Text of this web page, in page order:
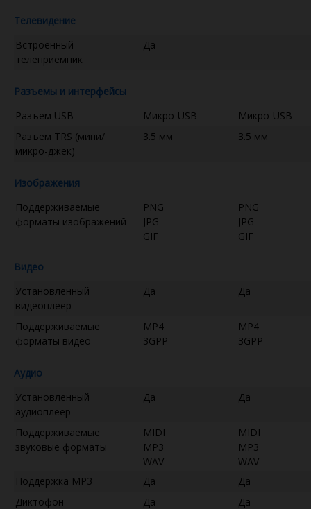
Телевидение
Встроенный
телеприемник
Да --
Разъемы и интерфейсы
Разъем USB
Микро-USB
Микро-USB
Разъем TRS (мини/
микро-джек)
3.5 мм 3.5 мм
Изображения
Поддерживаемые
форматы изображений
PNG
JPG
GIF
PNG
JPG
GIF
Видео
Установленный
видеоплеер
Да Да
Поддерживаемые
форматы видео
MP4
3GPP
MP4
3GPP
Аудио
Установленный
аудиоплеер
Да Да
Поддерживаемые
звуковые форматы
MIDI
MP3
WAV
MIDI
MP3
WAV
Поддержка MP3
Да
Да
Диктофон
Да
Да